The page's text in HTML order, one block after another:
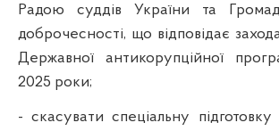
Радою суддів України та
доброчесності, що відповідає
Державної антикорупційної
2025 роки;
- скасувати спеціальну